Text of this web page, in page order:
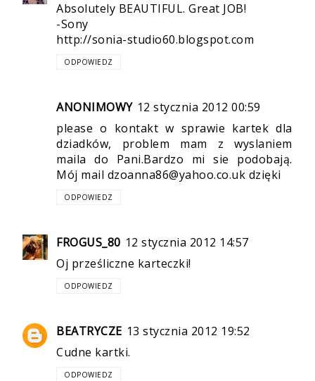
Absolutely BEAUTIFUL. Great JOB!
-Sony
http://sonia-studio60.blogspot.com
ODPOWIEDZ
ANONIMOWY 12 stycznia 2012 00:59
please o kontakt w sprawie kartek dla
dziadków, problem mam z wyslaniem
maila do Pani.Bardzo mi sie podobają.
Mój mail dzoanna86@yahoo.co.uk dzięki
ODPOWIEDZ
FROGUS_80 12 stycznia 2012 14:57
Oj prześliczne karteczki!
ODPOWIEDZ
BEATRYCZE 13 stycznia 2012 19:52
Cudne kartki.
ODPOWIEDZ